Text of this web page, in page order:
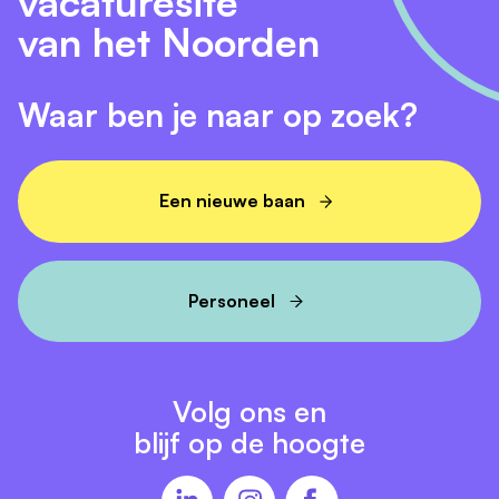
van het Noorden
Waar ben je naar op zoek?
Een nieuwe baan
Personeel
Volg ons en
blijf op de hoogte